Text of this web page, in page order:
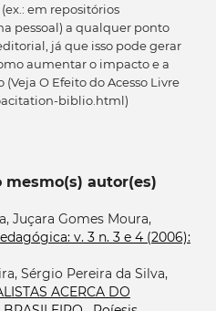
em repositórios
pessoal) a qualquer ponto
já que isso pode gerar
aumentar o impacto e a
O Efeito do Acesso Livre
biblio.html)
autor(es)
Juçara Gomes Moura,
v. 3 n. 3 e 4 (2006):
Sérgio Pereira da Silva,
ACERCA DO